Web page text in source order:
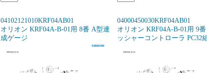
04102121010KRF04AB01
オリオン KRF04A-B-01用 8番 A型連
成ゲージ
04000450030KRF04AB01
オリオン KRF04A-B-01用 9
ッシャーコントローラ PC32